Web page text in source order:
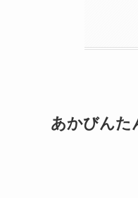
あかびんた